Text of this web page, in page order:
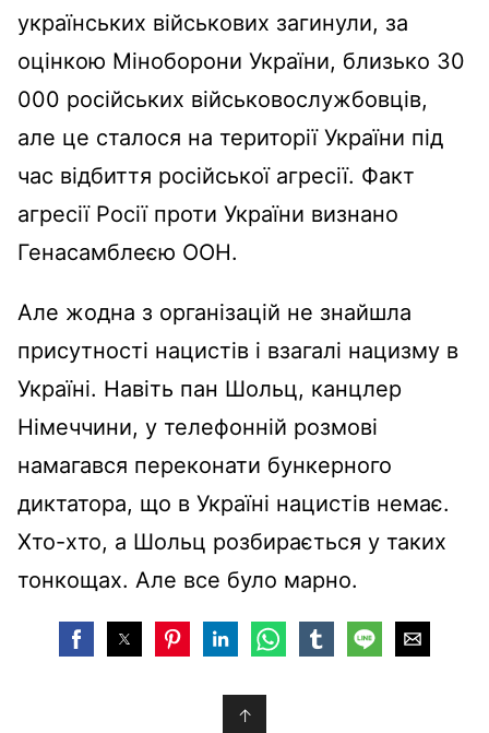
українських військових загинули, за
оцінкою Міноборони України, близько 30
000 російських військовослужбовців,
але це сталося на території України під
час відбиття російської агресії. Факт
агресії Росії проти України визнано
Генасамблеєю ООН.
Але жодна з організацій не знайшла
присутності нацистів і взагалі нацизму в
Україні. Навіть пан Шольц, канцлер
Німеччини, у телефонній розмові
намагався переконати бункерного
диктатора, що в Україні нацистів немає.
Хто-хто, а Шольц розбирається у таких
тонкощах. Але все було марно.
↑